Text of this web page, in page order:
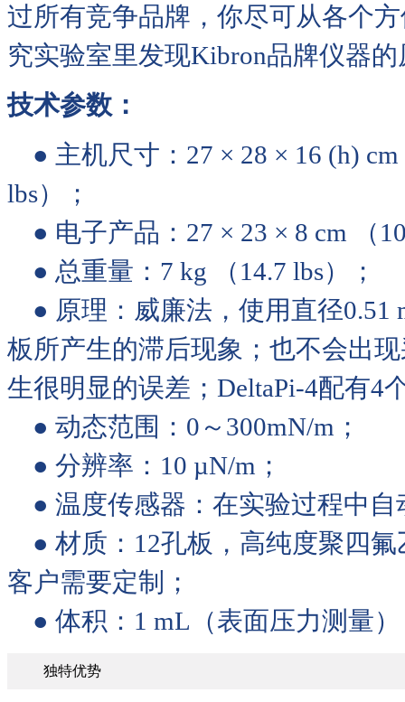
过所有竞争品牌，你尽可从各个
究实验室里发现Kibron品牌仪器的
技术参数：
● 主机尺寸：27 × 28 × 16 (h) cm
lbs）；
● 电子产品：27 × 23 × 8 cm （
● 总重量：7 kg （14.7 lbs）；
● 原理：威廉法，使用直径0.51
板所产生的滞后现象；也不会出
生很明显的误差；DeltaPi-4配有4
● 动态范围：0～300mN/m；
● 分辨率：10 µN/m；
● 温度传感器：在实验过程中
● 材质：12孔板，高纯度聚四
客户需要定制；
● 体积：1 mL（表面压力测量
独特优势